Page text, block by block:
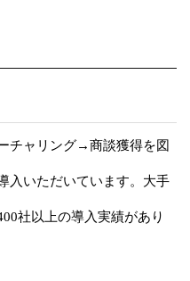
チャリング→商談獲得を図
入いただいています。大手
社以上の導入実績があり